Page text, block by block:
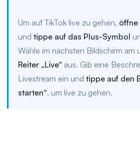
Um auf TikTok live zu gehen, öffne
undtippe auf das Plus-Symbol
Wähle im nächsten Bildschirm am
Reiter „Live“ aus. Gib eine
Livestream ein und tippe auf den
starten“, um live zu gehen.